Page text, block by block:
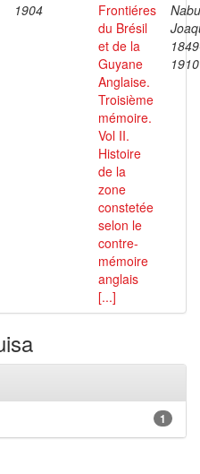
1904
Frontiéres
du Brésil
et de la
Guyane
Anglaise.
Troisième
mémoire.
Vol II.
Histoire
de la
zone
constetée
selon le
contre-
mémoire
anglais
[...]
1910
1